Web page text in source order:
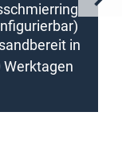
in
Werktagen